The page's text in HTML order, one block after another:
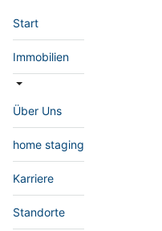
Start
Immobilien
Über Uns
home staging
Karriere
Standorte